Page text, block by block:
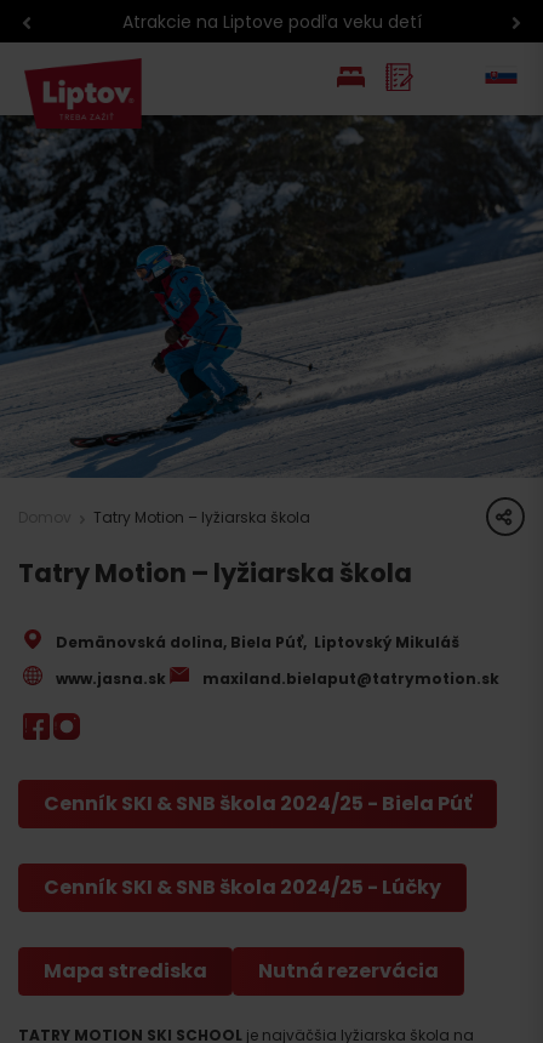
Atrakcie na Liptove podľa veku detí
EN
PL
Tatry Motion – lyžiarska škola share
Tatry Motion – lyžiarska škola
TATRY MOTION SKI SCHOOL je najväčšia lyžiarska škola na
Demänovská dolina, Biela Púť, Liptovský Mikuláš
www.jasna.sk
maxiland.bielaput@tatrymotion.sk
Cenník SKI & SNB škola 2024/25 - Biela Púť
Cenník SKI & SNB škola 2024/25 - Lúčky
Mapa strediska Nutná rezervácia